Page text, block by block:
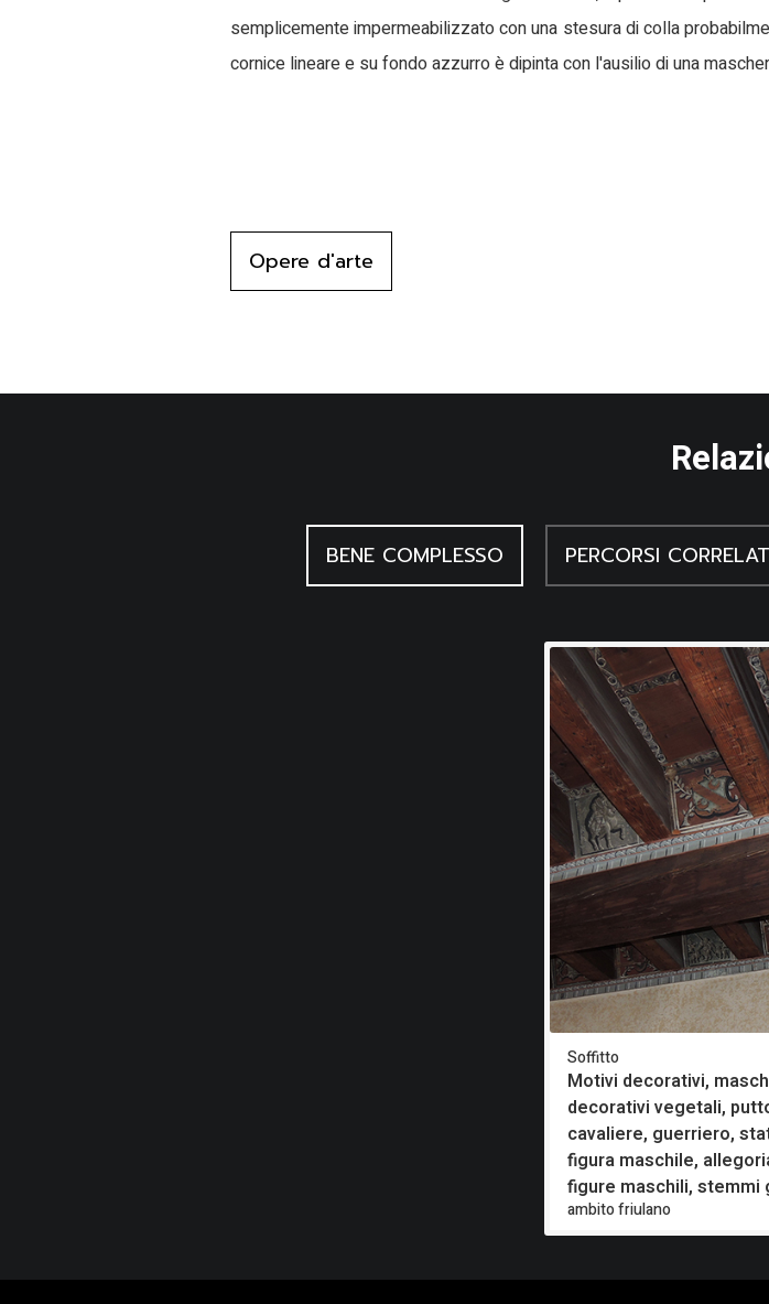
semplicemente impermeabilizzato con una stesura di colla
cornice lineare e su fondo azzurro è dipinta con l'ausilio di una
Opere d'arte
BENE COMPLESSO PERCORSI
Soffitto
Motivi decorativi,
decorativi vegetali,
cavaliere, guerriero,
figura maschile,
figure maschili, stemmi
ambito friulano